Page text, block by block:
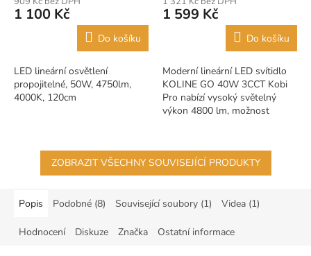
1 100 Kč
Do košíku
LED lineární osvětlení
propojitelné, 50W, 4750lm,
4000K, 120cm
1 599 Kč
Do košíku
Moderní lineární LED svítidlo
KOLINE GO 40W 3CCT Kobi
Pro nabízí vysoký světelný
výkon 4800 lm, možnost
/ 6500K a elegantní design...
ZOBRAZIT VŠECHNY SOUVISEJÍCÍ PRODUKTY
Popis Podobné (8) Související soubory (1) Videa (1)
Hodnocení Diskuze Značka Ostatní informace